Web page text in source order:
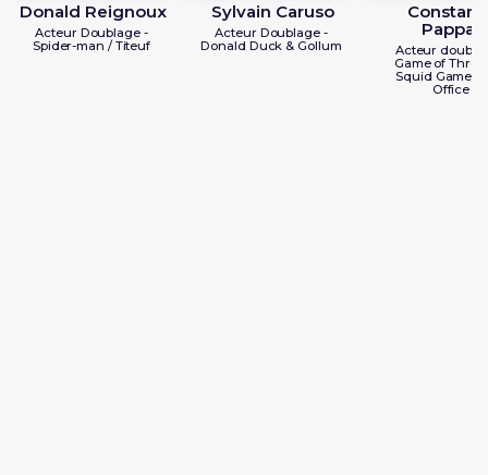
Donald Reignoux
Acteur Doublage -
Spider-man / Titeuf
Sylvain Caruso
Acteur Doublage -
Donald Duck & Gollum
Pappas
Acteur
Game of
Squid Game /
Office